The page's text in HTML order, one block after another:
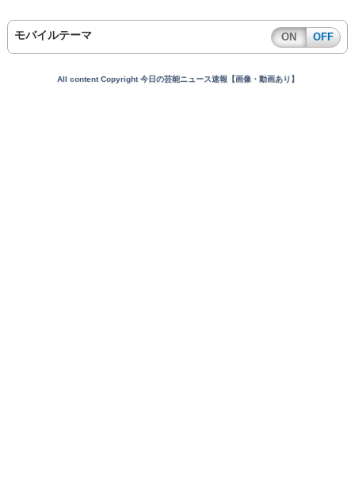
モバイルテーマ ON OFF
All content Copyright 今日の芸能ニュース速報【画像・動画あり】